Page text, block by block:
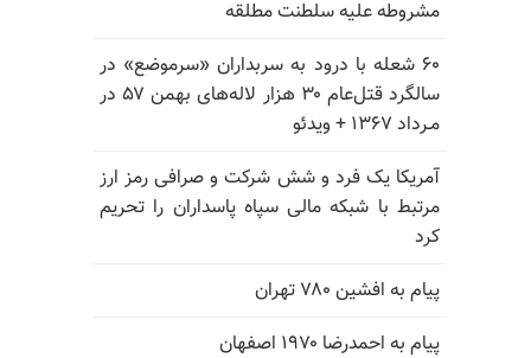
مشروطه علیه سلطنت مطلقه
۶۰ شعله با درود به سربداران «سرموضع» در
سالگرد قتل‌عام ۳۰ هزار لاله‌های بهمن ۵۷ در
مـرداد ۱۳۶۷ + ویدئو
آمریکا یک فرد و شش شرکت و صرافی رمز ارز
مرتبط با شبکه مالی سپاه پاسداران را تحریم
کرد
پیام به افشین ۷۸۰ تهران
پیام به احمدرضا ۱۹۷۰ اصفهان